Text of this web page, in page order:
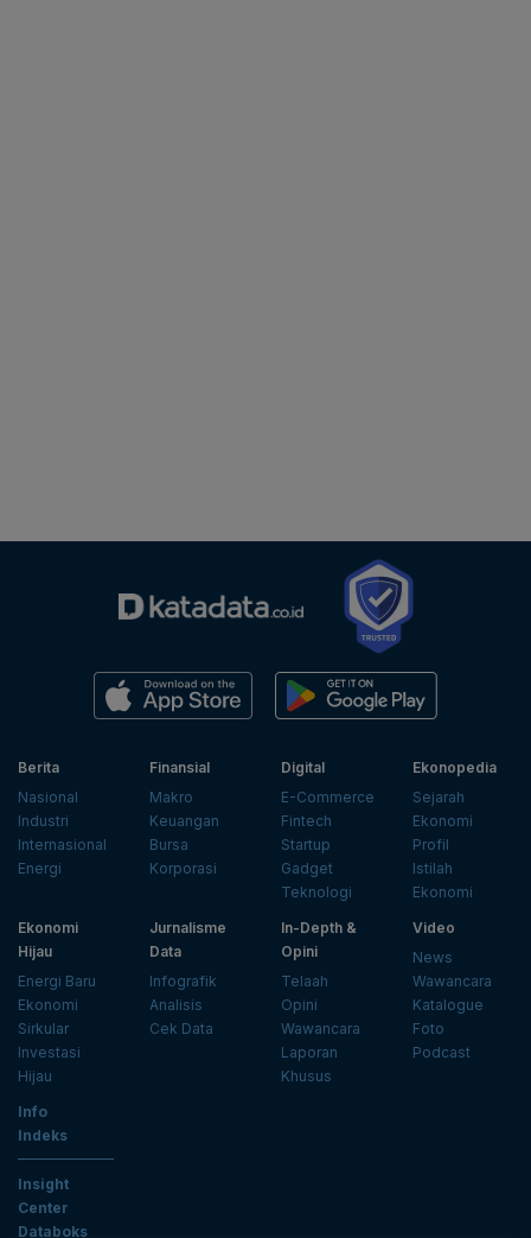
Berita
Nasional
Industri
Internasional
Energi
Finansial
Makro
Keuangan
Bursa
Korporasi
Digital
E-Commerce
Fintech
Startup
Gadget
Teknologi
Ekonopedia
Sejarah
Ekonomi
Profil
Istilah
Ekonomi
Ekonomi
Hijau
Energi Baru
Ekonomi
Sirkular
Investasi
Hijau
Jurnalisme
Data
Infografik
Analisis
Cek Data
In-Depth &
Opini
Telaah
Opini
Wawancara
Laporan
Khusus
Video
News
Wawancara
Katalogue
Foto
Podcast
Info
Indeks
Insight
Center
Databoks